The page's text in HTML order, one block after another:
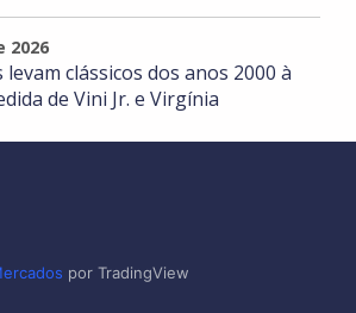
2026
clássicos dos anos 2000 à
de Vini Jr. e Virgínia
por TradingView